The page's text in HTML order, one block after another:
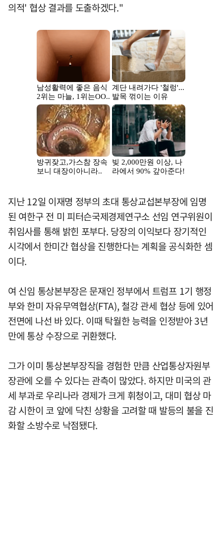
의적' 협상 결과를 도출하겠다."
지난 12일 이재명 정부의 초대 통상교섭본부장에 임명
된 여한구 전 미 피터슨국제경제연구소 선임 연구위원이
취임사를 통해 밝힌 포부다. 당장의 이익보다 장기적인
시각에서 한미간 협상을 진행한다는 계획을 공식화한 셈
이다.
여 신임 통상본부장은 문재인 정부에서 트럼프 1기 행정
부와 한미 자유무역협상(FTA), 철강 관세 협상 등에 있어
전면에 나선 바 있다. 이때 탁월한 능력을 인정받아 3년
만에 통상 수장으로 귀환했다.
그가 이미 통상본부장직을 경험한 만큼 산업통상자원부
장관에 오를 수 있다는 관측이 많았다. 하지만 미국의 관
세 부과로 우리나라 경제가 크게 휘청이고, 대미 협상 마
감 시한이 코 앞에 닥친 상황을 고려할 때 발등의 불을 진
화할 소방수로 낙점됐다.